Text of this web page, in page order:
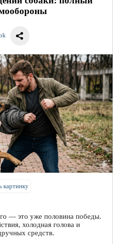
картинку
— это уже половина победы.
холодная голова и
средств.